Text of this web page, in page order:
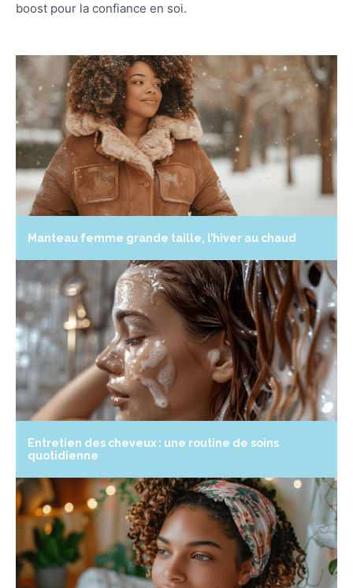
boost pour la confiance en soi.
Manteau femme grande taille, l’hiver au chaud
Entretien des cheveux : une routine de soins
quotidienne